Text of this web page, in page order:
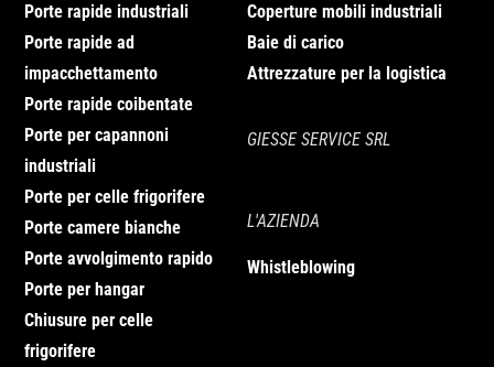
Porte rapide industriali
Porte rapide ad
impacchettamento
Porte rapide coibentate
Porte per capannoni
industriali
Porte per celle frigorifere
Porte camere bianche
Porte avvolgimento rapido
Porte per hangar
Chiusure per celle
frigorifere
Coperture mobili industriali
Baie di carico
Attrezzature per la logistica
GIESSE SERVICE SRL
L'AZIENDA
Whistleblowing